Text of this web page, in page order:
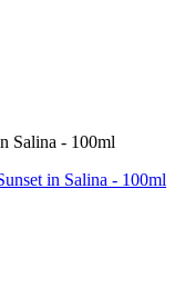
Salina - 100ml